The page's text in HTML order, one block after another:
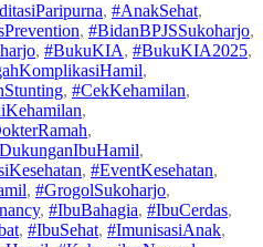
, #AnakSehat
, #BidanBPJSSukoharjo
, #BukuKIA, #BukuKIA2025
, #CekKehamilan
, #EventKesehatan
, #GrogolSukoharjo
, #IbuBahagia, #IbuCerdas
, #IbuSehat, #ImunisasiAnak